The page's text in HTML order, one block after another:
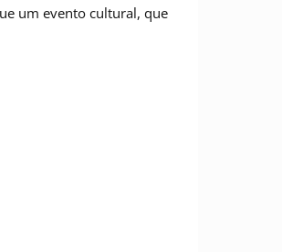
um evento cultural, que